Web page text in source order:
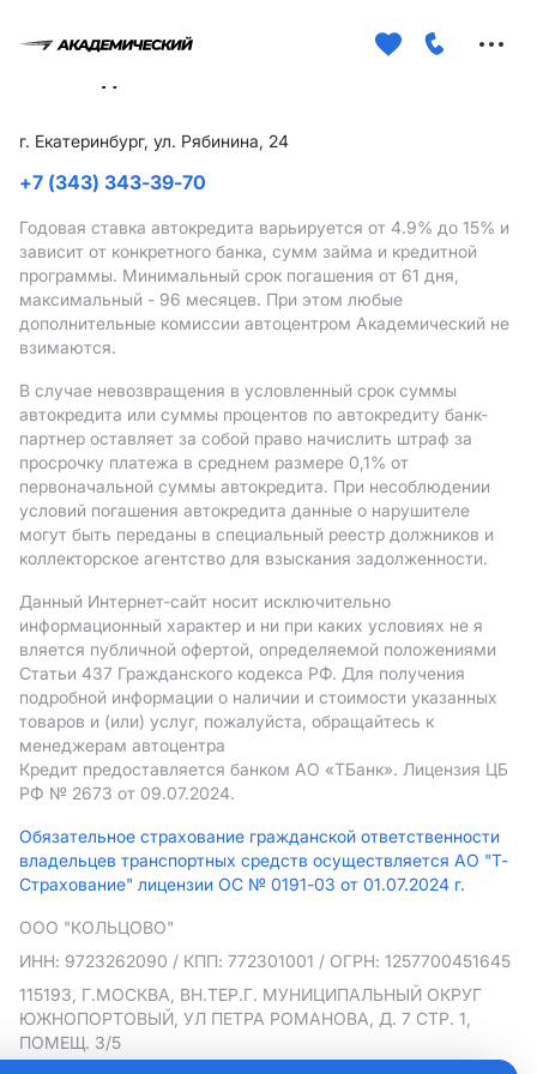
г. Екатеринбург, ул. Рябинина, 24
+7 (343) 343-39-70
Годовая ставка автокредита варьируется от 4.9% до 15% и
зависит от конкретного банка, сумм займа и кредитной
программы. Минимальный срок погашения от 61 дня,
максимальный - 96 месяцев. При этом любые
дополнительные комиссии автоцентром Академический не
взимаются.
В случае невозвращения в условленный срок суммы
автокредита или суммы процентов по автокредиту банк-
партнер оставляет за собой право начислить штраф за
просрочку платежа в среднем размере 0,1% от
первоначальной суммы автокредита. При несоблюдении
условий погашения автокредита данные о нарушителе
могут быть переданы в специальный реестр должников и
коллекторское агентство для взыскания задолженности.
Данный Интернет-сайт носит исключительно
информационный характер и ни при каких условиях не я
вляется публичной офертой, определяемой положениями
Статьи 437 Гражданского кодекса РФ. Для получения
подробной информации о наличии и стоимости указанных
товаров и (или) услуг, пожалуйста, обращайтесь к
менеджерам автоцентра
Кредит предоставляется банком АO «ТБанк». Лицензия ЦБ
РФ № 2673 от 09.07.2024.
Обязательное страхование гражданской ответственности
владельцев транспортных средств осуществляется АО "Т-
Страхование" лицензии ОС № 0191-03 от 01.07.2024 г.
ООО "КОЛЬЦОВО"
ИНН: 9723262090 / КПП: 772301001 / ОГРН: 1257700451645
115193, Г.МОСКВА, ВН.ТЕР.Г. МУНИЦИПАЛЬНЫЙ ОКРУГ
ЮЖНОПОРТОВЫЙ, УЛ ПЕТРА РОМАНОВА, Д. 7 СТР. 1,
ПОМЕЩ. 3/5